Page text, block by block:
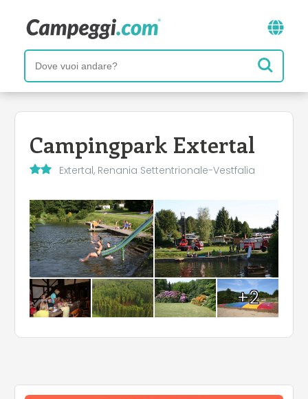
Campingpark Extertal
Extertal, Renania Settentrionale-Vestfalia
+2